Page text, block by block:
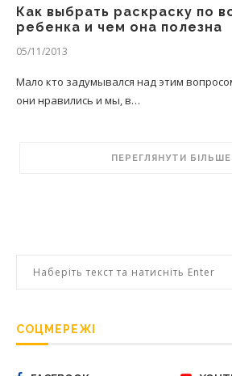
Как выбрать раскраску по
ребенка и чем она полезна
05/11/2013
Мало кто задумывался над этим
они нравились и мы, в…
ПЕРЕГЛЯНУТИ БІЛЬШЕ
СОЦМЕРЕЖІ